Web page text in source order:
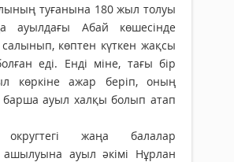
туғанына 180 жыл толуы
ауылдағы Абай көшесінде
көптен күткен жақсы
еді. Енді міне, тағы бір
көркіне ажар беріп, оның
ауыл халқы болып атап
жаңа бала­лар
ауыл әкімі Нұрлан